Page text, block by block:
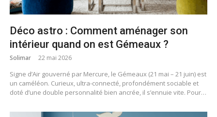
Déco astro : Comment aménager son
intérieur quand on est Gémeaux ?
Solimar 22 mai 2026
Signe d’Air gouverné par Mercure, le Gémeaux (21 mai – 21 juin) est
un caméléon. Curieux, ultra-connecté, profondément sociable et
doté d’une double personnalité bien ancrée, il s’ennuie vite. Pour…